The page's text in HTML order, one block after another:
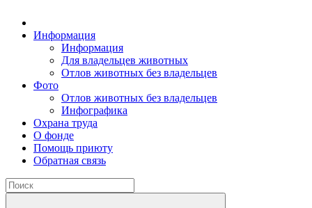
Информация
Информация
Для владельцев животных
Отлов животных без владельцев
Фото
Отлов животных без владельцев
Инфографика
Охрана труда
О фонде
Помощь приюту
Обратная связь